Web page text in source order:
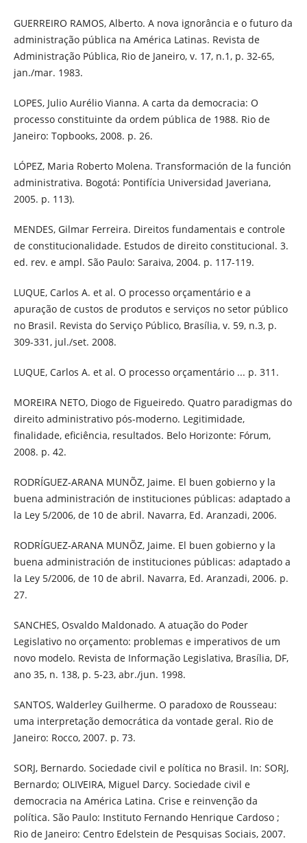
GUERREIRO RAMOS, Alberto. A nova ignorância e o futuro da
administração pública na América Latinas. Revista de
Administração Pública, Rio de Janeiro, v. 17, n.1, p. 32-65,
jan./mar. 1983.
LOPES, Julio Aurélio Vianna. A carta da democracia: O
processo constituinte da ordem pública de 1988. Rio de
Janeiro: Topbooks, 2008. p. 26.
LÓPEZ, Maria Roberto Molena. Transformación de la función
administrativa. Bogotá: Pontifícia Universidad Javeriana,
2005. p. 113).
MENDES, Gilmar Ferreira. Direitos fundamentais e controle
de constitucionalidade. Estudos de direito constitucional. 3.
ed. rev. e ampl. São Paulo: Saraiva, 2004. p. 117-119.
LUQUE, Carlos A. et al. O processo orçamentário e a
apuração de custos de produtos e serviços no setor público
no Brasil. Revista do Serviço Público, Brasília, v. 59, n.3, p.
309-331, jul./set. 2008.
LUQUE, Carlos A. et al. O processo orçamentário ... p. 311.
MOREIRA NETO, Diogo de Figueiredo. Quatro paradigmas do
direito administrativo pós-moderno. Legitimidade,
finalidade, eficiência, resultados. Belo Horizonte: Fórum,
2008. p. 42.
RODRÍGUEZ-ARANA MUNÕZ, Jaime. El buen gobierno y la
buena administración de instituciones públicas: adaptado a
la Ley 5/2006, de 10 de abril. Navarra, Ed. Aranzadi, 2006.
RODRÍGUEZ-ARANA MUNÕZ, Jaime. El buen gobierno y la
buena administración de instituciones públicas: adaptado a
la Ley 5/2006, de 10 de abril. Navarra, Ed. Aranzadi, 2006. p.
27.
SANCHES, Osvaldo Maldonado. A atuação do Poder
Legislativo no orçamento: problemas e imperativos de um
novo modelo. Revista de Informação Legislativa, Brasília, DF,
ano 35, n. 138, p. 5-23, abr./jun. 1998.
SANTOS, Walderley Guilherme. O paradoxo de Rousseau:
uma interpretação democrática da vontade geral. Rio de
Janeiro: Rocco, 2007. p. 73.
SORJ, Bernardo. Sociedade civil e política no Brasil. In: SORJ,
Bernardo; OLIVEIRA, Miguel Darcy. Sociedade civil e
democracia na América Latina. Crise e reinvenção da
política. São Paulo: Instituto Fernando Henrique Cardoso ;
Rio de Janeiro: Centro Edelstein de Pesquisas Sociais, 2007.